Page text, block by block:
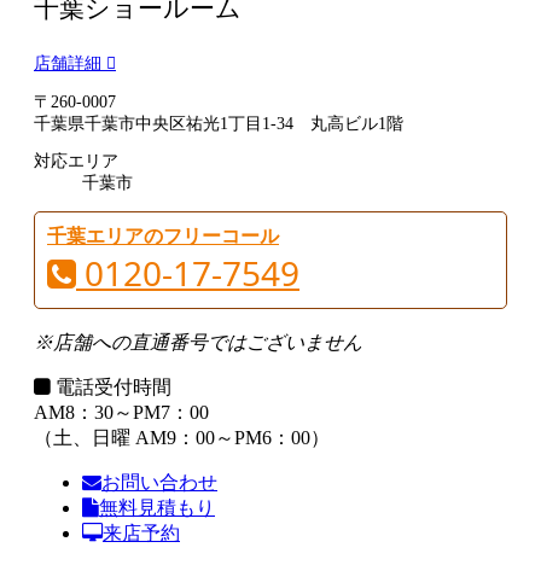
千葉ショールーム
店舗詳細
〒260-0007
千葉県千葉市中央区祐光1丁目1-34 丸高ビル1階
対応エリア
千葉市
千葉エリアのフリーコール
0120-17-7549
※店舗への直通番号ではございません
電話受付時間
AM8：30～PM7：00
（土、日曜 AM9：00～PM6：00）
お問い合わせ
無料見積もり
来店予約